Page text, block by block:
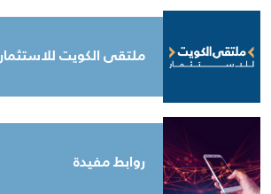
ملتقى الكويت للاستثمار
روابط مفيدة